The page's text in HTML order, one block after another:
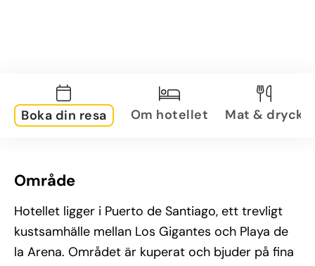
Boka din resa Om hotellet Mat & dryck
Område
Hotellet ligger i Puerto de Santiago, ett trevligt
kustsamhälle mellan Los Gigantes och Playa de
la Arena. Området är kuperat och bjuder på fina